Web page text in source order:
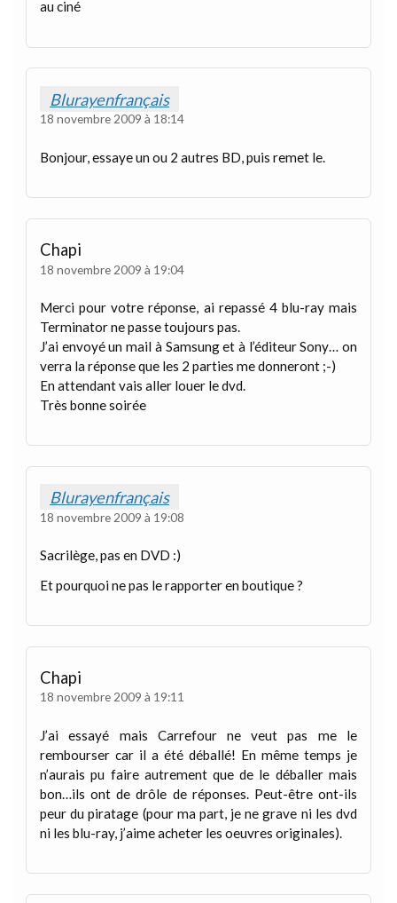
au ciné
Blurayenfrançais
18 novembre 2009 à 18:14
Bonjour, essaye un ou 2 autres BD, puis remet le.
Chapi
18 novembre 2009 à 19:04
Merci pour votre réponse, ai repassé 4 blu-ray mais
Terminator ne passe toujours pas.
J’ai envoyé un mail à Samsung et à l’éditeur Sony… on
verra la réponse que les 2 parties me donneront ;-)
En attendant vais aller louer le dvd.
Très bonne soirée
Blurayenfrançais
18 novembre 2009 à 19:08
Sacrilège, pas en DVD :)
Et pourquoi ne pas le rapporter en boutique ?
Chapi
18 novembre 2009 à 19:11
J’ai essayé mais Carrefour ne veut pas me le
rembourser car il a été déballé! En même temps je
n’aurais pu faire autrement que de le déballer mais
bon…ils ont de drôle de réponses. Peut-être ont-ils
peur du piratage (pour ma part, je ne grave ni les dvd
ni les blu-ray, j’aime acheter les oeuvres originales).